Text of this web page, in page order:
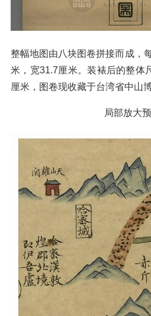
整幅地图由八块图卷拼接而成，
米，宽31.7厘米。装裱后的整体
厘米，图卷现收藏于台湾省中山
局部放大